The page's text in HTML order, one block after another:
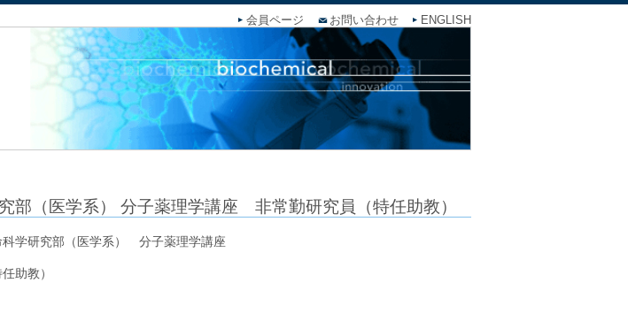
会員ページ お問い合わせ ENGLISH
部（医学系） 分子薬理学講座 非常勤研究員（特任助教）
科学研究部（医学系） 分子薬理学講座
助教）